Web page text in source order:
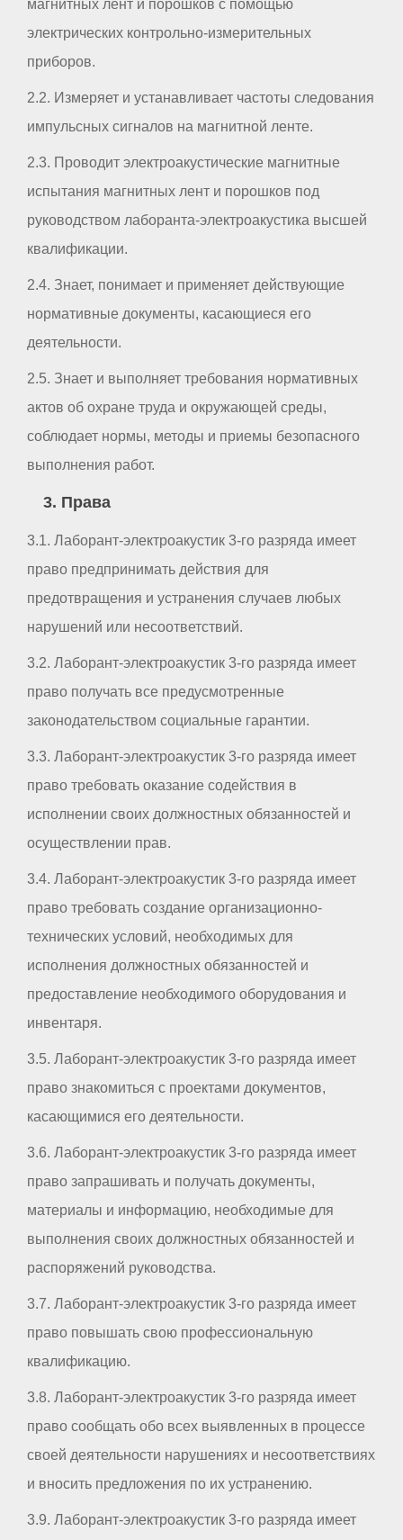
магнитных лент и порошков с помощью
электрических контрольно-измерительных
приборов.
2.2. Измеряет и устанавливает частоты следования
импульсных сигналов на магнитной ленте.
2.3. Проводит электроакустические магнитные
испытания магнитных лент и порошков под
руководством лаборанта-электроакустика высшей
квалификации.
2.4. Знает, понимает и применяет действующие
нормативные документы, касающиеся его
деятельности.
2.5. Знает и выполняет требования нормативных
актов об охране труда и окружающей среды,
соблюдает нормы, методы и приемы безопасного
выполнения работ.
3. Права
3.1. Лаборант-электроакустик 3-го разряда имеет
право предпринимать действия для
предотвращения и устранения случаев любых
нарушений или несоответствий.
3.2. Лаборант-электроакустик 3-го разряда имеет
право получать все предусмотренные
законодательством социальные гарантии.
3.3. Лаборант-электроакустик 3-го разряда имеет
право требовать оказание содействия в
исполнении своих должностных обязанностей и
осуществлении прав.
3.4. Лаборант-электроакустик 3-го разряда имеет
право требовать создание организационно-
технических условий, необходимых для
исполнения должностных обязанностей и
предоставление необходимого оборудования и
инвентаря.
3.5. Лаборант-электроакустик 3-го разряда имеет
право знакомиться с проектами документов,
касающимися его деятельности.
3.6. Лаборант-электроакустик 3-го разряда имеет
право запрашивать и получать документы,
материалы и информацию, необходимые для
выполнения своих должностных обязанностей и
распоряжений руководства.
3.7. Лаборант-электроакустик 3-го разряда имеет
право повышать свою профессиональную
квалификацию.
3.8. Лаборант-электроакустик 3-го разряда имеет
право сообщать обо всех выявленных в процессе
своей деятельности нарушениях и несоответствиях
и вносить предложения по их устранению.
3.9. Лаборант-электроакустик 3-го разряда имеет